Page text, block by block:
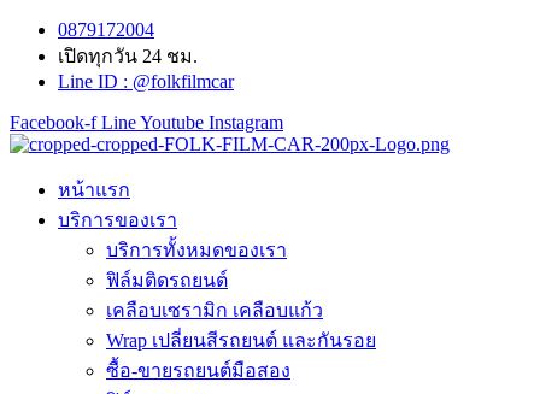
Skip
content
0879172004
เปิดทุกวัน 24 ชม.
Line ID : @folkfilmcar
Facebook-f LineYoutube Instagram
หน้าแรก
บริการของเรา
บริการทั้งหมดของเรา
ฟิล์มติดรถยนต์
เคลือบเซรามิก เคลือบแก้ว
Wrap เปลี่ยนสีรถยนต์ และกันรอย
ซื้อ-ขายรถยนต์มือสอง